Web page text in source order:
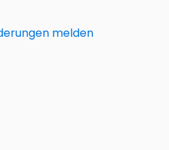
melden